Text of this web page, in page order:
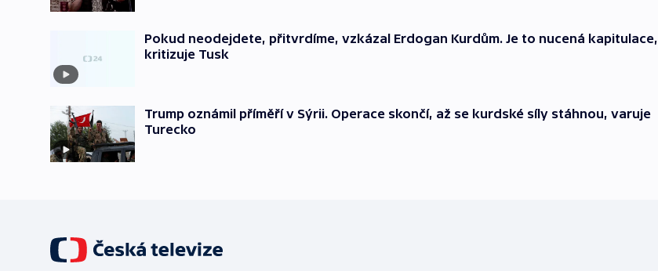
Pokud neodejdete, přitvrdíme, vzkázal Erdogan Kurdům. Je to nucená kapitulace,
kritizuje Tusk
Trump oznámil příměří v Sýrii. Operace skončí, až se kurdské síly stáhnou, varuje
Turecko